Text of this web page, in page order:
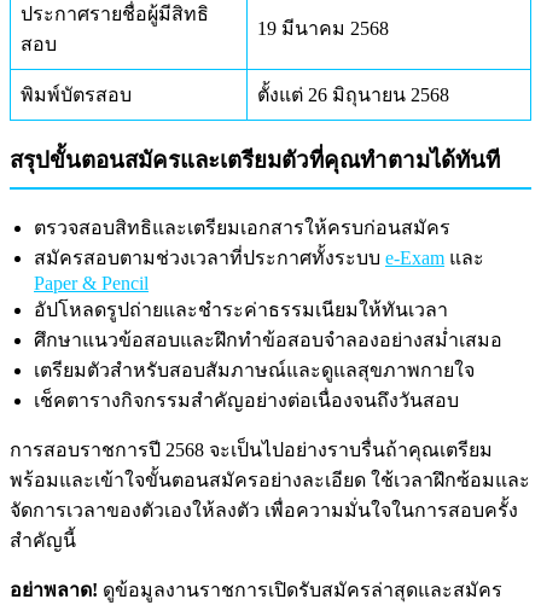
ประกาศรายชื่อผู้มีสิทธิ
สอบ
19 มีนาคม 2568
พิมพ์บัตรสอบ ตั้งแต่ 26 มิถุนายน 2568
สรุปขั้นตอนสมัครและเตรียมตัวที่คุณทำตามได้ทันที
ตรวจสอบสิทธิและเตรียมเอกสารให้ครบก่อนสมัคร
สมัครสอบตามช่วงเวลาที่ประกาศทั้งระบบ e-Exam และ
Paper & Pencil
อัปโหลดรูปถ่ายและชำระค่าธรรมเนียมให้ทันเวลา
ศึกษาแนวข้อสอบและฝึกทำข้อสอบจำลองอย่างสม่ำเสมอ
เตรียมตัวสำหรับสอบสัมภาษณ์และดูแลสุขภาพกายใจ
เช็คตารางกิจกรรมสำคัญอย่างต่อเนื่องจนถึงวันสอบ
การสอบราชการปี 2568 จะเป็นไปอย่างราบรื่นถ้าคุณเตรียม
พร้อมและเข้าใจขั้นตอนสมัครอย่างละเอียด ใช้เวลาฝึกซ้อมและ
จัดการเวลาของตัวเองให้ลงตัว เพื่อความมั่นใจในการสอบครั้ง
สำคัญนี้
อย่าพลาด! ดูข้อมูลงานราชการเปิดรับสมัครล่าสุดและสมัคร